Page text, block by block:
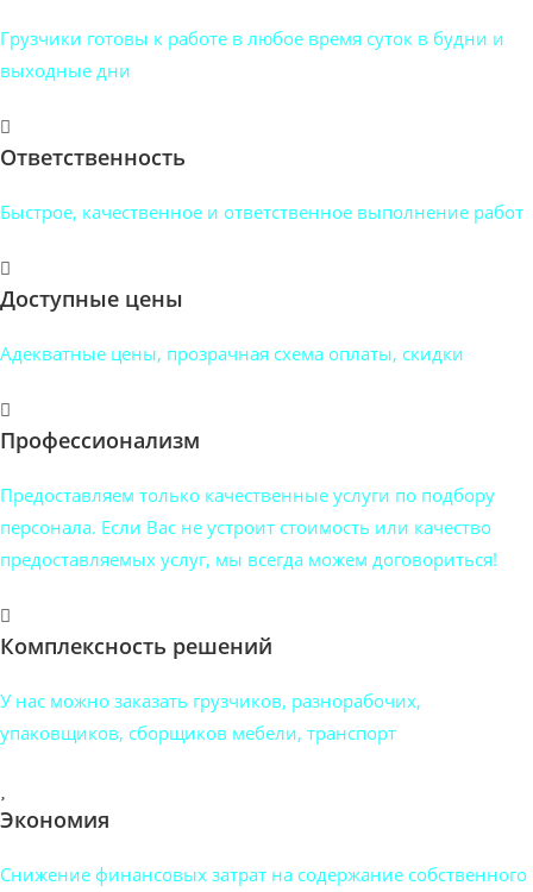
Грузчики готовы к работе в любое время суток в будни и
выходные дни
Ответственность
Быстрое, качественное и ответственное выполнение работ
Доступные цены
Адекватные цены, прозрачная схема оплаты, скидки
Профессионализм
Предоставляем только качественные услуги по подбору
персонала. Если Вас не устроит стоимость или качество
предоставляемых услуг, мы всегда можем договориться!
Комплексность решений
У нас можно заказать грузчиков, разнорабочих,
упаковщиков, сборщиков мебели, транспорт
Экономия
Снижение финансовых затрат на содержание собственного